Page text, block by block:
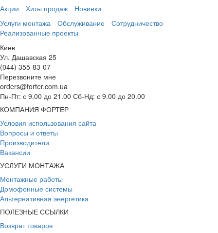
Акции Хиты продаж
Новинки
Услуги монтажа
Обслуживание
Сотрудничество
Реализованные проекты
Киев
Ул. Дашавская 25
(044) 355-83-07
Перезвоните мне
orders@forter.com.ua
Пн-Пт: с 9.00 до 21.00 Сб-Нд: с 9.00 до 20.00
КОМПАНИЯ ФОРТЕР
Условия использования сайта
Вопросы и ответы
Производители
Вакансии
УСЛУГИ МОНТАЖА
Монтажные работы
Домофонные системы
Альтернативная энергетика
ПОЛЕЗНЫЕ ССЫЛКИ
Возврат товаров